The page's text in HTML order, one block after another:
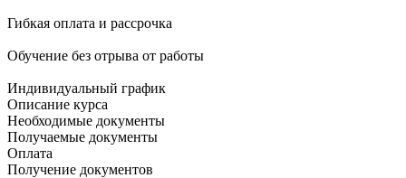
Гибкая оплата и рассрочка
Обучение без отрыва от работы
Индивидуальный график
Описание курса
Необходимые документы
Получаемые документы
Оплата
Получение документов